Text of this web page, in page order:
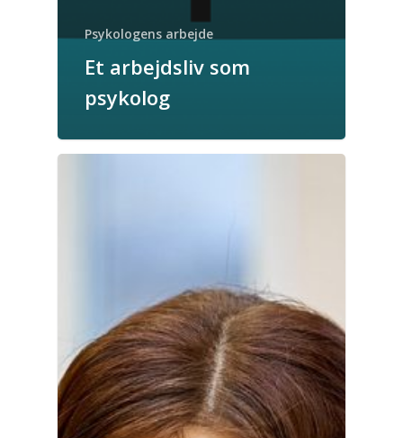
Psykologens arbejde
Et arbejdsliv som
psykolog